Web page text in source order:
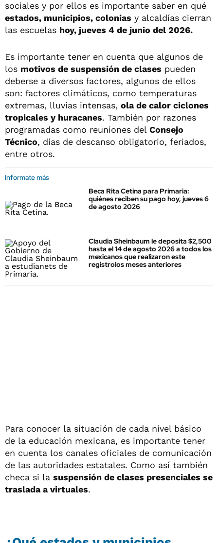
sociales y por ellos es importante saber en qué
estados, municipios, colonias y alcaldías cierran
las escuelas hoy, jueves 4 de junio del 2026.
Es importante tener en cuenta que algunos de
los motivos de suspensión de clases pueden
deberse a diversos factores, algunos de ellos
son: factores climáticos, como temperaturas
extremas, lluvias intensas, ola de calor ciclones
tropicales y huracanes. También por razones
programadas como reuniones del Consejo
Técnico, días de descanso obligatorio, feriados,
entre otros.
Informate más
Beca Rita Cetina para Primaria:
quiénes reciben su pago hoy, jueves 6
de agosto 2026
Claudia Sheinbaum le deposita $2,500
hasta el 14 de agosto 2026 a todos los
mexicanos que realizaron este
registrolos meses anteriores
Para conocer la situación de cada nivel básico
de la educación mexicana, es importante tener
en cuenta los canales oficiales de comunicación
de las autoridades estatales. Como así también
checa si la suspensión de clases presenciales se
traslada a virtuales.